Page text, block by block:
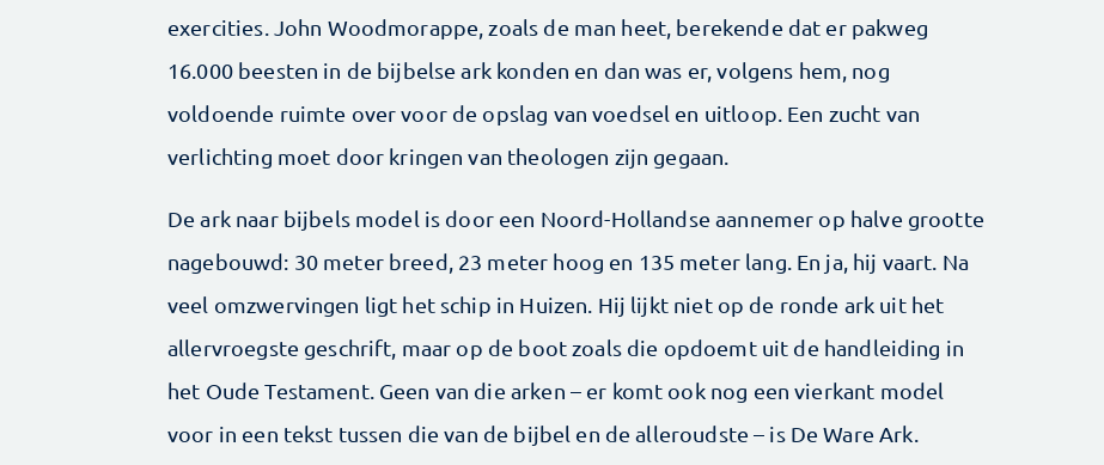
exercities. John Woodmorappe, zoals de man heet, berekende dat er pakweg
16.000 beesten in de bijbelse ark konden en dan was er, volgens hem, nog
voldoende ruimte over voor de opslag van voedsel en uitloop. Een zucht van
verlichting moet door kringen van theologen zijn gegaan.
De ark naar bijbels model is door een Noord-Hollandse aannemer op halve grootte
nagebouwd: 30 meter breed, 23 meter hoog en 135 meter lang. En ja, hij vaart. Na
veel omzwervingen ligt het schip in Huizen. Hij lijkt niet op de ronde ark uit het
allervroegste geschrift, maar op de boot zoals die opdoemt uit de handleiding in
het Oude Testament. Geen van die arken – er komt ook nog een vierkant model
voor in een tekst tussen die van de bijbel en de alleroudste – is De Ware Ark.